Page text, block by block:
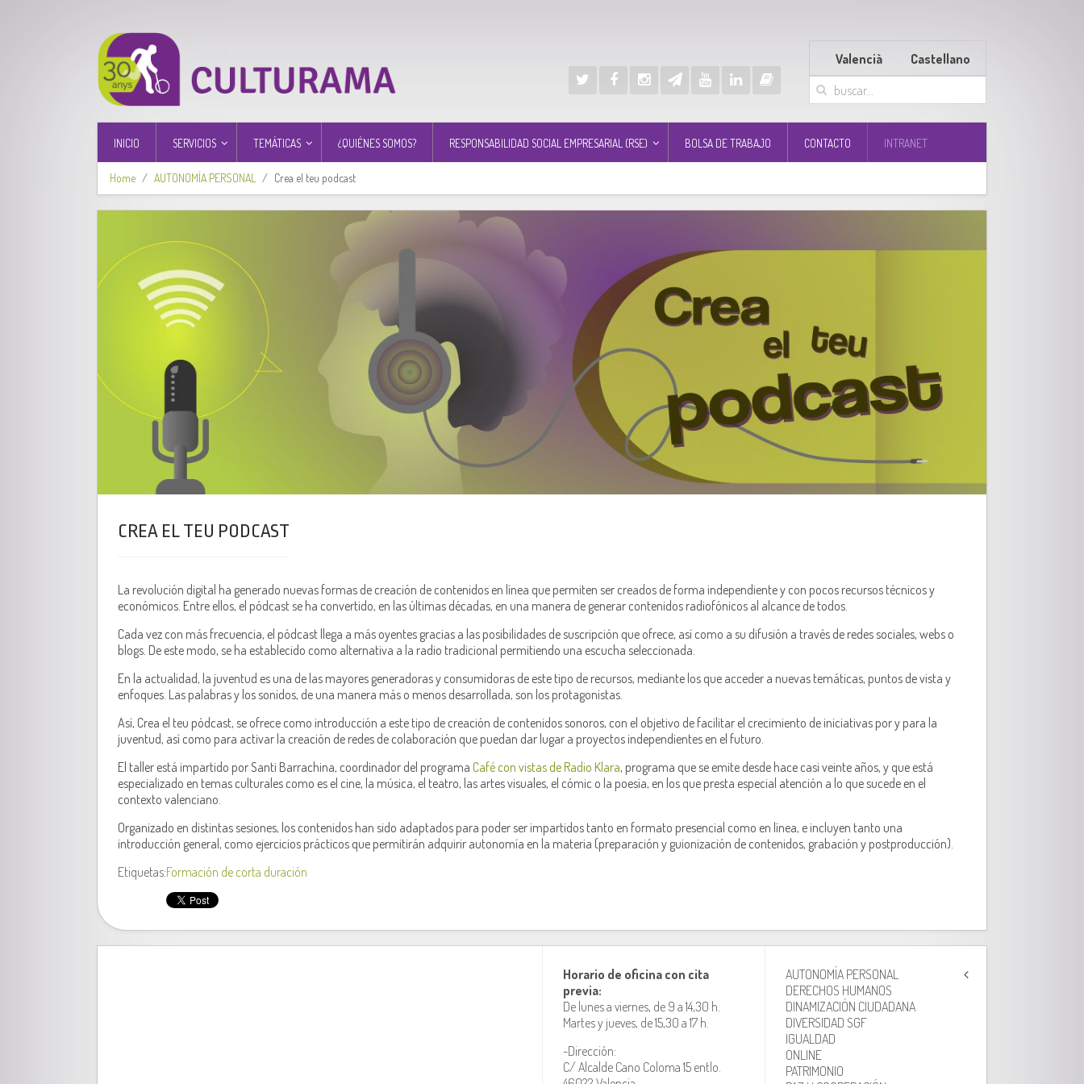
Valencià Castellano
INICIO SERVICIOS TEMÁTICAS ¿QUIÉNES SOMOS? RESPONSABILIDAD SOCIAL EMPRESARIAL (RSE) BOLSA DE TRABAJO CONTACTO INTRANET
Home AUTONOMÍA PERSONAL Crea el teu podcast
CREA EL TEU PODCAST
La revolución digital ha generado nuevas formas de creación de contenidos en línea que permiten ser creados de forma independiente y con pocos recursos técnicos y
económicos. Entre ellos, el pódcast se ha convertido, en las últimas décadas, en una manera de generar contenidos radiofónicos al alcance de todos.
Cada vez con más frecuencia, el pódcast llega a más oyentes gracias a las posibilidades de suscripción que ofrece, así como a su difusión a través de redes sociales, webs o
blogs. De este modo, se ha establecido como alternativa a la radio tradicional permitiendo una escucha seleccionada.
En la actualidad, la juventud es una de las mayores generadoras y consumidoras de este tipo de recursos, mediante los que acceder a nuevas temáticas, puntos de vista y
enfoques. Las palabras y los sonidos, de una manera más o menos desarrollada, son los protagonistas.
Así, Crea el teu pódcast, se ofrece como introducción a este tipo de creación de contenidos sonoros, con el objetivo de facilitar el crecimiento de iniciativas por y para la
juventud, así como para activarla creación de redes de colaboración que puedan dar lugar a proyectos independientes en el futuro.
El taller está impartido porSanti Barrachina, coordinador del programa Café con vistas de Radio Klara, programa que se emite desde hace casi veinte años, y que está
especializado en temas culturales como es el cine, la música, el teatro, las artes visuales, el cómic o la poesía, en los que presta especial atención a lo que sucede en el
contexto valenciano.
Organizado en distintas sesiones, los contenidos han sido adaptados para poder ser impartidos tanto en formato presencial como en línea, e incluyen tanto una
introducción general, como ejercicios prácticos que permitirán adquirir autonomía en la materia (preparación y guionización de contenidos, grabación y postproducción).
Etiquetas:Formación de corta duración
Horario de oficina con cita
previa:
De lunes a viernes, de 9 a 14,30 h.
Martes y jueves, de 15,30 a 17 h.
-Dirección:
C/ Alcalde Cano Coloma 15 entlo.
AUTONOMÍA PERSONAL
DERECHOS HUMANOS
DINAMIZACIÓN CIUDADANA
DIVERSIDAD SGF
IGUALDAD
ONLINE
PATRIMONIO